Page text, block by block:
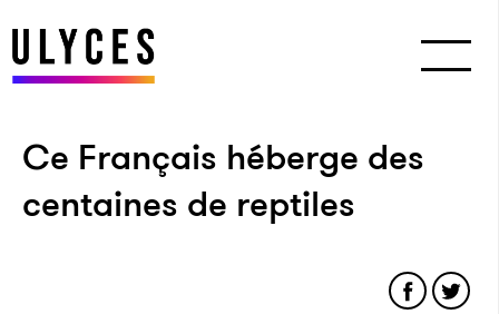
Ce Français héberge des
centaines de reptiles